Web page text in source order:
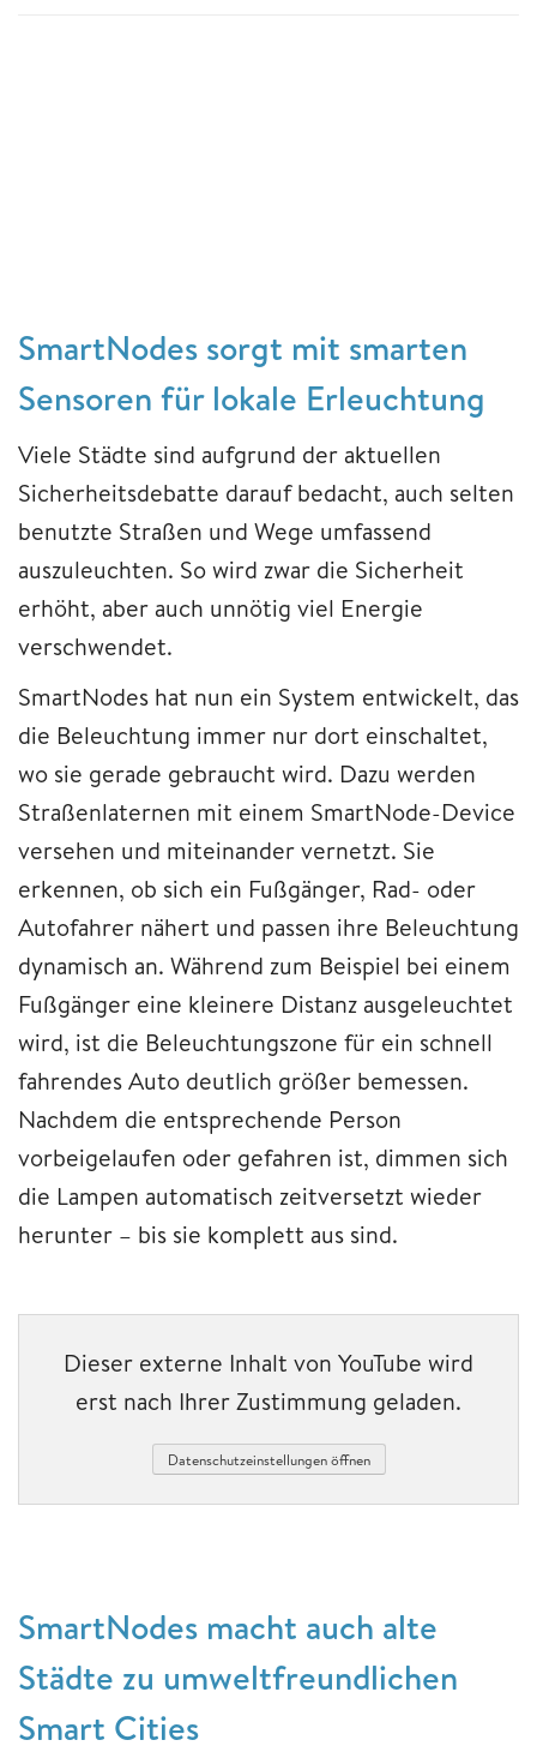
SmartNodes sorgt mit smarten
Sensoren für lokale Erleuchtung
Viele Städte sind aufgrund der aktuellen
Sicherheitsdebatte darauf bedacht, auch selten
benutzte Straßen und Wege umfassend
auszuleuchten. So wird zwar die Sicherheit
erhöht, aber auch unnötig viel Energie
verschwendet.
SmartNodes hat nun ein System entwickelt, das
die Beleuchtung immer nur dort einschaltet,
wo sie gerade gebraucht wird. Dazu werden
Straßenlaternen mit einem SmartNode-Device
versehen und miteinander vernetzt. Sie
erkennen, ob sich ein Fußgänger, Rad- oder
Autofahrer nähert und passen ihre Beleuchtung
dynamisch an. Während zum Beispiel bei einem
Fußgänger eine kleinere Distanz ausgeleuchtet
wird, ist die Beleuchtungszone für ein schnell
fahrendes Auto deutlich größer bemessen.
Nachdem die entsprechende Person
vorbeigelaufen oder gefahren ist, dimmen sich
die Lampen automatisch zeitversetzt wieder
herunter – bis sie komplett aus sind.
Dieser externe Inhalt von YouTube wird
erst nach Ihrer Zustimmung geladen.
Datenschutzeinstellungen öffnen
SmartNodes macht auch alte
Städte zu umweltfreundlichen
Smart Cities